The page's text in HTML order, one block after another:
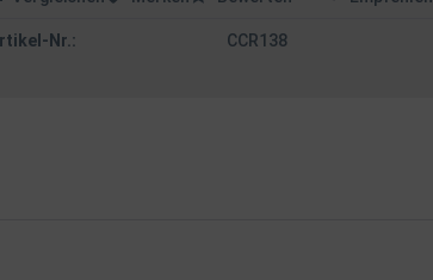
Nr.: CCR138